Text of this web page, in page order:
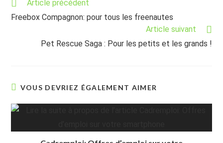
articles
Article précédent
Freebox Compagnon: pour tous les freenautes
Article suivant
Pet Rescue Saga : Pour les petits et les grands !
VOUS DEVRIEZ ÉGALEMENT AIMER